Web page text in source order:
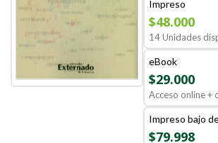
Impreso
$48.000
14 Unidades
eBook
$29.000
Acceso online +
Impreso bajo
$79.998